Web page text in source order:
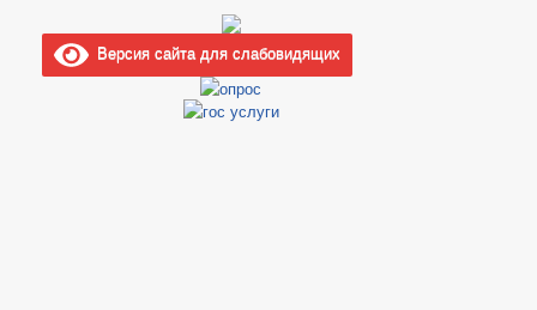
Версия сайта для слабовидящих